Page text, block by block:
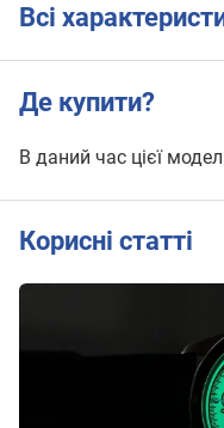
Всі
Де купити?
В даний час цієї
Корисні статті